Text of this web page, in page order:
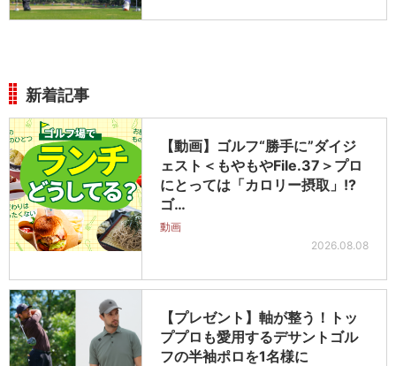
新着記事
【動画】ゴルフ“勝手に”ダイジ
ェスト＜もやもやFile.37＞プロ
にとっては「カロリー摂取」!?
ゴ…
動画
2026.08.08
【プレゼント】軸が整う！トッ
ププロも愛用するデサントゴル
フの半袖ポロを1名様に